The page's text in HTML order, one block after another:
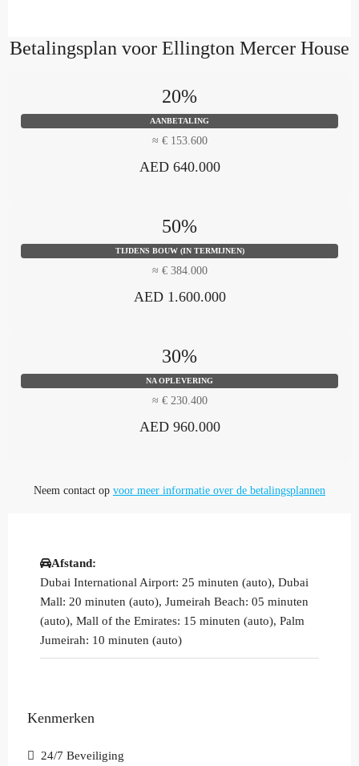
Betalingsplan voor Ellington Mercer House
20%
AANBETALING
≈ € 153.600
AED 640.000
50%
TIJDENS BOUW (IN TERMIJNEN)
≈ € 384.000
AED 1.600.000
30%
NA OPLEVERING
≈ € 230.400
AED 960.000
Neem contact op voor meer informatie over de betalingsplannen
Afstand:
Dubai International Airport: 25 minuten (auto), Dubai
Mall: 20 minuten (auto), Jumeirah Beach: 05 minuten
(auto), Mall of the Emirates: 15 minuten (auto), Palm
Jumeirah: 10 minuten (auto)
Kenmerken
24/7 Beveiliging